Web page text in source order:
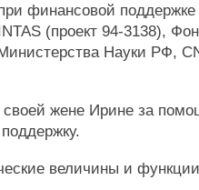
финансовой
(проект 94-3138),
Науки РФ,
своей жене Ирине за
величины и